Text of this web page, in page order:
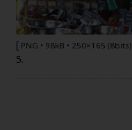
[ PNG • 98kB • 250×165 (8bits)
5.